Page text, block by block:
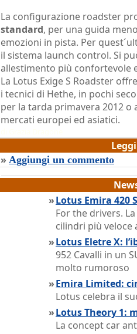
La configurazione roadster
standard, per una guida
emozioni in pista. Per
il sistema launch control. Si
allestimento più confortevole
La Lotus Exige S Roadster
i tecnici di Hethe, in pochi
per la tarda primavera 2012
mercati europei ed asiatici.
» Aggiungi un commento
»Lotus Emira 420
For the drivers.
cilindri più veloce
»Lotus Eletre X:
952 Cavalli in un
molto rumoroso
»Emira Limited:
Lotus celebra il
»Lotus Theory 1:
La concept car